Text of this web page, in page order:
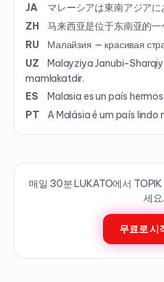
JA
マレーシアは東南アジアに
ZH
马来西亚是位于东南亚的一
RU
Малайзия — красивая
UZ
Malayziya Janubi-
mamlakatdir.
ES
Malasia es un país
PT
A Malásia é um país lindo
매일 30분 LUKATO에서 TOPIK
세요.
무료로 시